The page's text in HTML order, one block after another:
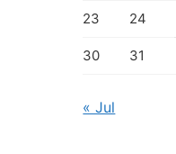
23 24
30 31
« Jul